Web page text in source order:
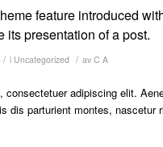
feature introduced
its presentation of a post.
/ i Uncategorized / av C A
consectetuer adipiscing elit.
dis parturient montes, nascetur